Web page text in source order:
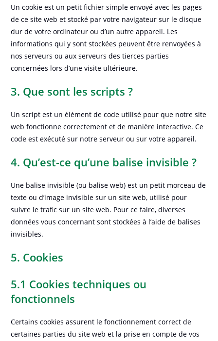
Un cookie est un petit fichier simple envoyé avec les pages
de ce site web et stocké par votre navigateur sur le disque
dur de votre ordinateur ou d’un autre appareil. Les
informations qui y sont stockées peuvent être renvoyées à
nos serveurs ou aux serveurs des tierces parties
concernées lors d’une visite ultérieure.
3. Que sont les scripts ?
Un script est un élément de code utilisé pour que notre site
web fonctionne correctement et de manière interactive. Ce
code est exécuté sur notre serveur ou sur votre appareil.
4. Qu’est-ce qu’une balise invisible ?
Une balise invisible (ou balise web) est un petit morceau de
texte ou d’image invisible sur un site web, utilisé pour
suivre le trafic sur un site web. Pour ce faire, diverses
données vous concernant sont stockées à l’aide de balises
invisibles.
5. Cookies
5.1 Cookies techniques ou
fonctionnels
Certains cookies assurent le fonctionnement correct de
certaines parties du site web et la prise en compte de vos